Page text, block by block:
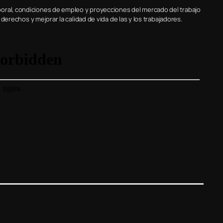
condiciones de empleo y proyecciones del mercado del trabajo
y mejorar la calidad de vida de las y los trabajadores.